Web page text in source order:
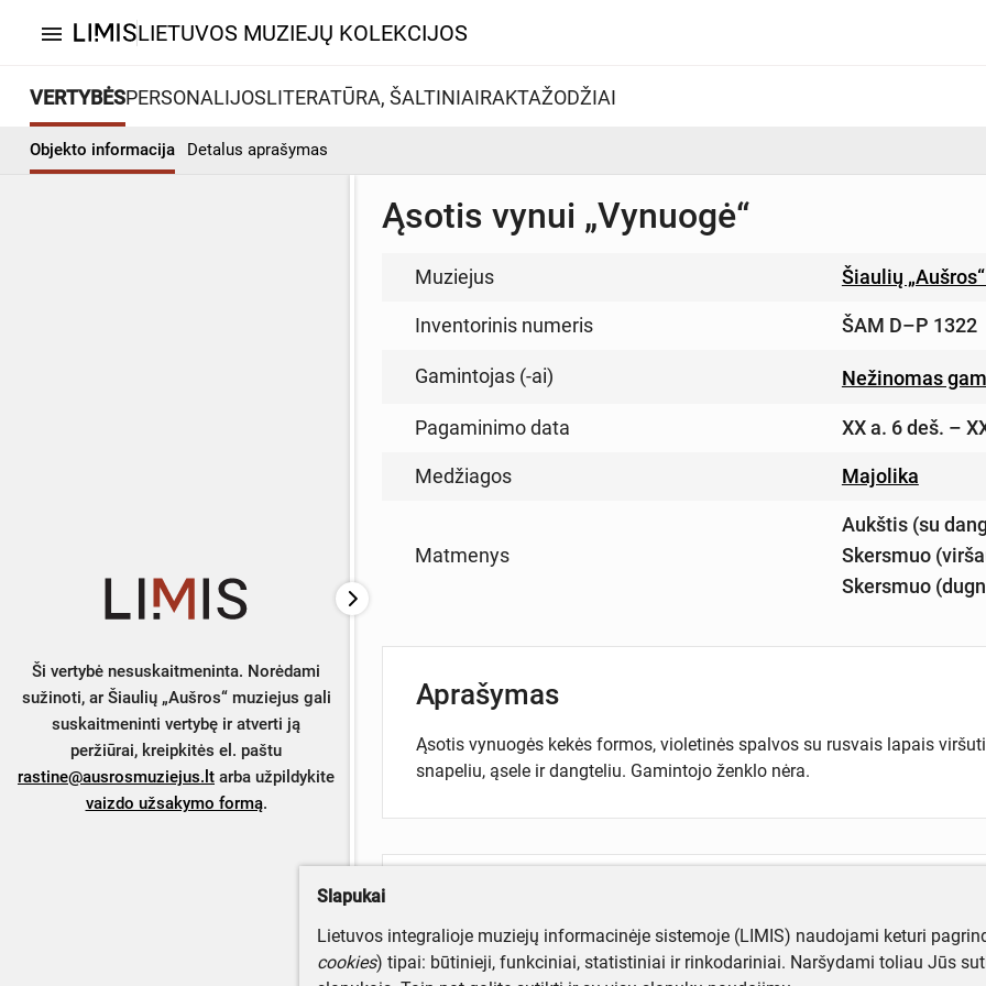
menu LIETUVOS MUZIEJŲ KOLEKCIJOS
VERTYBĖSPERSONALIJOSLITERATŪRA, ŠALTINIAIRAKTAŽODŽIAI
Objekto informacija Detalus aprašymas
Ši vertybė nesuskaitmeninta. Norėdami
sužinoti, ar Šiaulių „Aušros“ muziejus gali
suskaitmeninti vertybę ir atverti ją
peržiūrai, kreipkitės el. paštu
rastine@ausrosmuziejus.lt arba užpildykite
vaizdo užsakymo formą.
Ąsotis vynui „Vynuogė“
Muziejus Šiaulių
Inventorinis numeris ŠAM D–P 1322
Gamintojas (-ai) Nežinomas
Pagaminimo data XX a. 6 deš. –
Medžiagos Majolika
Matmenys
Aukštis (su
Skersmuo
Skersmuo
Aprašymas
Ąsotis vynuogės kekės formos, violetinės spalvos su rusvais lapais
snapeliu, ąsele ir dangteliu. Gamintojo ženklo nėra.
Slapukai
Lietuvos integralioje muziejų informacinėje sistemoje (LIMIS) naudojami keturi
cookies) tipai: būtinieji, funkciniai, statistiniai ir rinkodariniai. Naršydami toliau Jūs